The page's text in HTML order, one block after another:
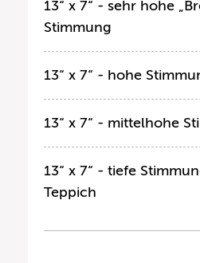
13“ x 7“ - sehr hohe
Stimmung
13“ x 7“ - hohe
13“ x 7“ - mittelhohe
13“ x 7“ - tiefe
Teppich